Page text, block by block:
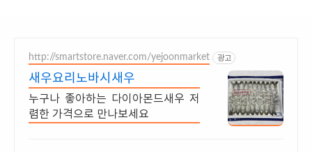
http://smartstore.naver.com/yejoonmarket 광고
새우요리노바시새우
누구나 좋아하는 다이아몬드새우 저
렴한 가격으로 만나보세요